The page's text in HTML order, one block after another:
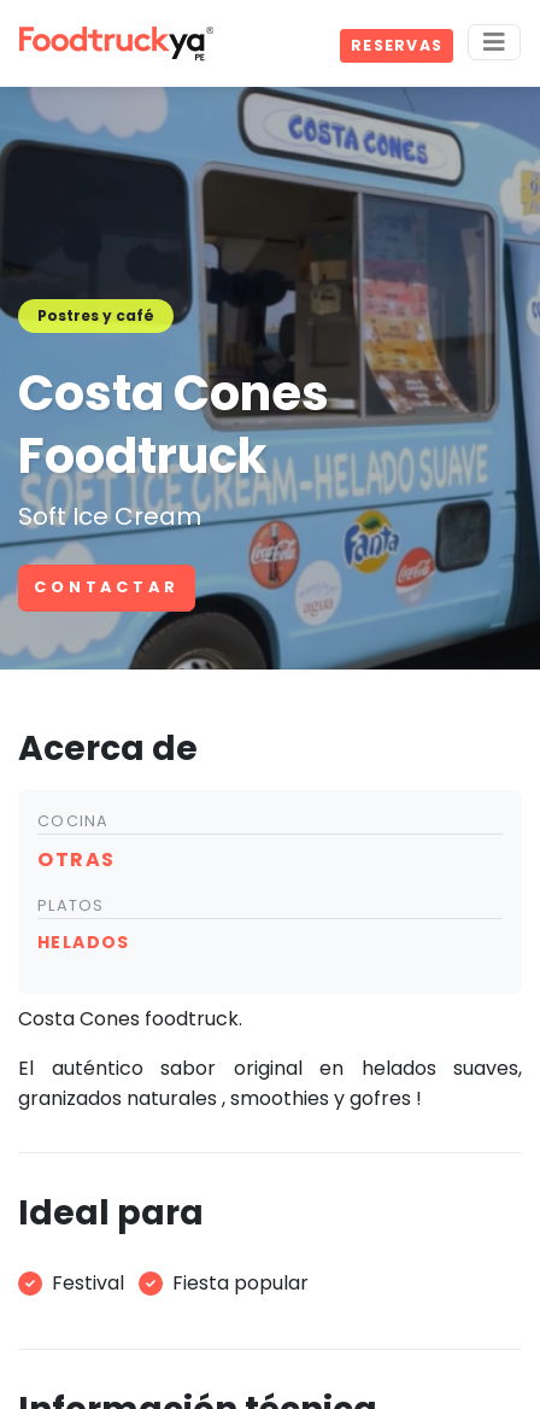
RESERVAS
Postres y café
Costa Cones
Foodtruck
Soft Ice Cream
CONTACTAR
Acerca de
COCINA
OTRAS
PLATOS
HELADOS
Costa Cones foodtruck.
El auténtico sabor original en helados suaves,
granizados naturales , smoothies y gofres !
Ideal para
Festival Fiesta popular